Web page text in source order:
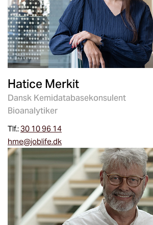
Hatice Merkit
Dansk Kemidatabasekonsulent
Bioanalytiker
Tlf.:30 10 96 14
hme@joblife.dk